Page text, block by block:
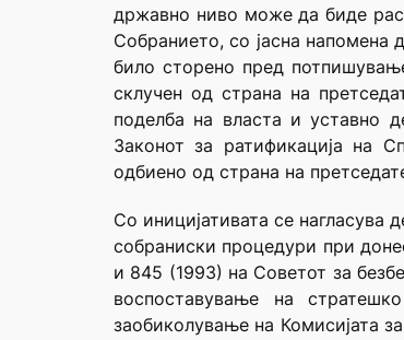
државно ниво може да биде
Собранието, со јасна напомена
било сторено пред
склучен од страна на
поделба на власта и уставно
Законот за ратификација на
одбиено од страна на
Со иницијативата се
собраниски процедури при
и 845 (1993) на Советот за
воспоставување на
заобиколување на Комисијата